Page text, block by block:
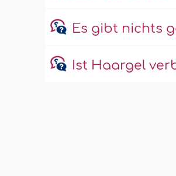
Es gibt nichts
Ist Haargel